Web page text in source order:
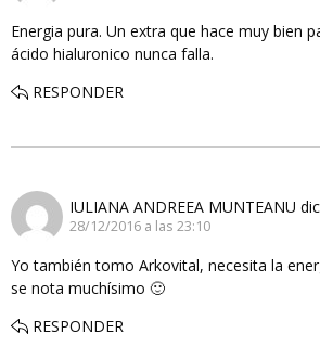
Energia pura. Un extra que hace muy bien
ácido hialuronico nunca falla.
RESPONDER
IULIANA ANDREEA MUNTEANU
28/12/2016 a las 23:10
Yo también tomo Arkovital, necesita la
se nota muchísimo 🙂
RESPONDER